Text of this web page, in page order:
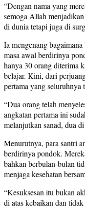
“Dengan nama yang
semoga Allah
di dunia tetapi juga di
Ia mengenang
masa awal berdirinya
hanya 30 orang diterima
belajar. Kini, dari
pertama yang seluruhnya
“Dua orang telah
angkatan pertama ini
melanjutkan sanad, dua
Menurutnya, para santri
berdirinya pondok.
bahkan berbulan-bulan
menjaga kesehatan
“Kesuksesan itu bukan
di atas kebaikan dan